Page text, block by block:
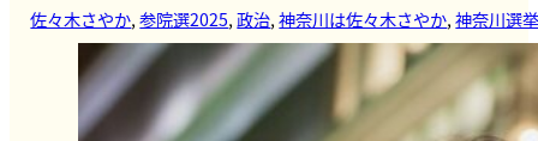
佐々木さやか,参院選2025,政治,神奈川は佐々木さやか,神奈川選